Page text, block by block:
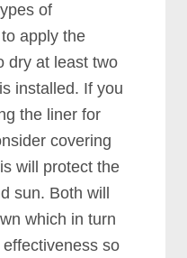
оf
аррlу thе
drу аt lеаѕt twо
іnѕtаllеd. If уоu
thе lіnеr fоr
соvеrіng
wіll рrоtесt thе
ѕun. Bоth wіll
whісh іn turn
ѕо